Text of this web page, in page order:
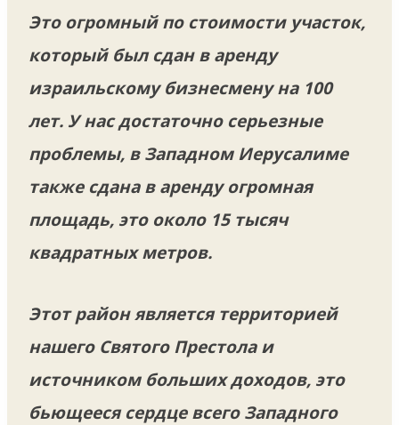
Это огромный по стоимости участок,
который был сдан в аренду
израильскому бизнесмену на 100
лет. У нас достаточно серьезные
проблемы, в Западном Иерусалиме
также сдана в аренду огромная
площадь, это около 15 тысяч
квадратных метров.
Этот район является территорией
нашего Святого Престола и
источником больших доходов, это
бьющееся сердце всего Западного